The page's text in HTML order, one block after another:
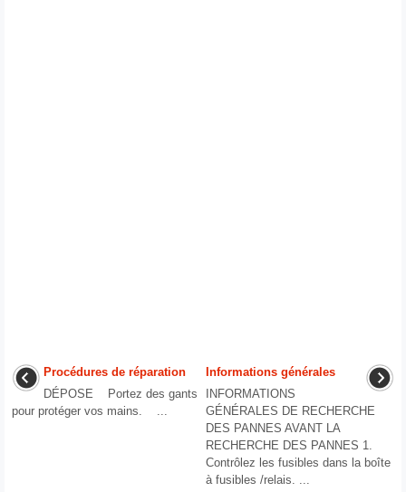
Procédures de réparation
DÉPOSE Portez des gants
pour protéger vos mains. ...
Informations générales
INFORMATIONS
GÉNÉRALES DE RECHERCHE
DES PANNES AVANT LA
RECHERCHE DES PANNES 1.
Contrôlez les fusibles dans la boîte
à fusibles /relais. ...